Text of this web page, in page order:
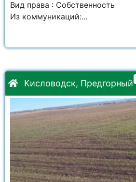
Вид права : Собственность
Из коммуникаций:...
Кисловодск, Предгорный